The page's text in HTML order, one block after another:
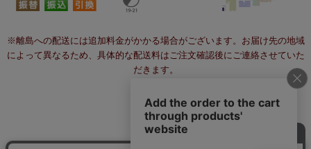
※離島への配送には追加料金がかかる場合がございます。お届け先の地域
によって異なるため、具体的な配送料はご注文確認後にご連絡させていた
だきます。